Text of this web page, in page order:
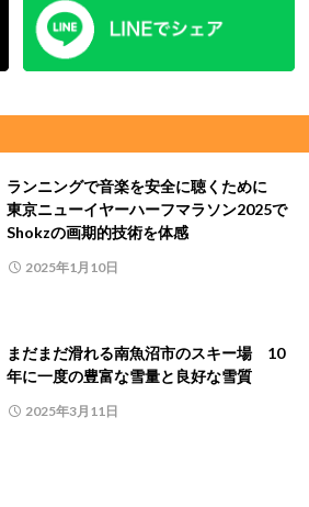
ランニングで音楽を安全に聴くために
東京ニューイヤーハーフマラソン2025で
Shokzの画期的技術を体感
2025年1月10日
まだまだ滑れる南魚沼市のスキー場 10
年に一度の豊富な雪量と良好な雪質
2025年3月11日